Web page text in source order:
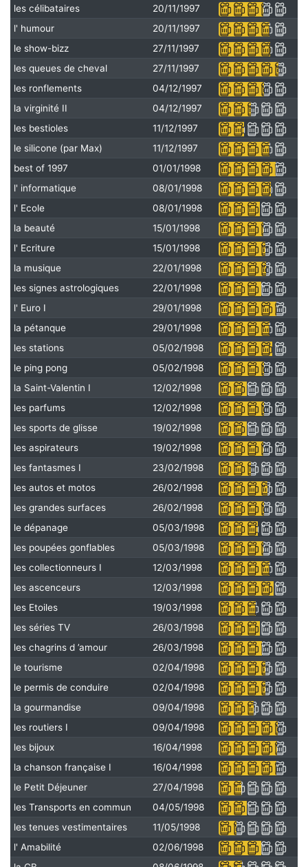
les célibataires
20/11/1997
l' humour
20/11/1997
le show-bizz
27/11/1997
les queues de cheval
27/11/1997
les ronflements
04/12/1997
la virginité II
04/12/1997
les bestioles
11/12/1997
le silicone (par Max)
11/12/1997
best of 1997
01/01/1998
l' informatique
08/01/1998
l' Ecole
08/01/1998
la beauté
15/01/1998
l' Ecriture
15/01/1998
la musique
22/01/1998
les signes astrologiques
22/01/1998
l' Euro I
29/01/1998
la pétanque
29/01/1998
les stations
05/02/1998
le ping pong
05/02/1998
la Saint-Valentin I
12/02/1998
les parfums
12/02/1998
les sports de glisse
19/02/1998
les aspirateurs
19/02/1998
les fantasmes I
23/02/1998
les autos et motos
26/02/1998
les grandes surfaces
26/02/1998
le dépanage
05/03/1998
les poupées gonflables
05/03/1998
les collectionneurs I
12/03/1998
les ascenceurs
12/03/1998
les Etoiles
19/03/1998
les séries TV
26/03/1998
les chagrins d ’amour
26/03/1998
le tourisme
02/04/1998
le permis de conduire
02/04/1998
la gourmandise
09/04/1998
les routiers I
09/04/1998
les bijoux
16/04/1998
la chanson française I
16/04/1998
le Petit Déjeuner
27/04/1998
les Transports en commun
04/05/1998
les tenues vestimentaires
11/05/1998
l' Amabilité
02/06/1998